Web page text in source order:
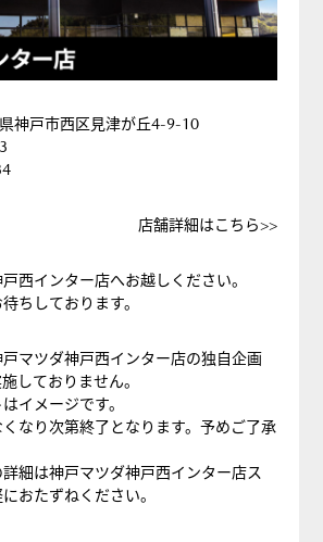
神戸市西区見津が丘4-9-10
店舗詳細はこちら>>
西インター店へお越しください。
ちしております。
マツダ神戸西インター店の独自企画
しておりません。
イメージです。
なり次第終了となります。予めご了承
細は神戸マツダ神戸西インター店ス
おたずねください。